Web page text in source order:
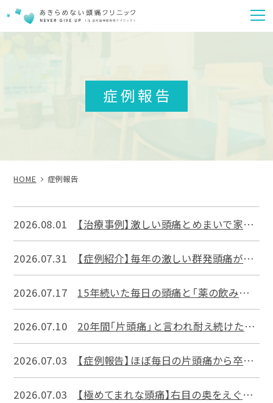
症例報告
HOME 症例報告
2026.08.01 【治療事例】激しい頭痛とめまいで家事ができなかった40代女性が、予防薬を「卒業」できた症例
2026.07.31 【症例紹介】毎年の激しい群発頭痛がボトックス注射の翌日に半減した20代男性の事例
2026.07.17 15年続いた毎日の頭痛と「薬の飲みすぎ悪循環」から脱出、支障度が大幅に改善して維持期間へ
2026.07.10 20年間「片頭痛」と言われ耐え続けた30代女性の群発頭痛｜正しい診断と予防薬で激痛から解放された事例
2026.07.03 【症例報告】ほぼ毎日の片頭痛から卒業！自分に合う予防薬で見違えるほど軽くなった40代女性のケース
2026.07.03 【極めてまれな頭痛】右目の奥をえぐられるような激痛…「SUNHA（サンハ）」の症例報告